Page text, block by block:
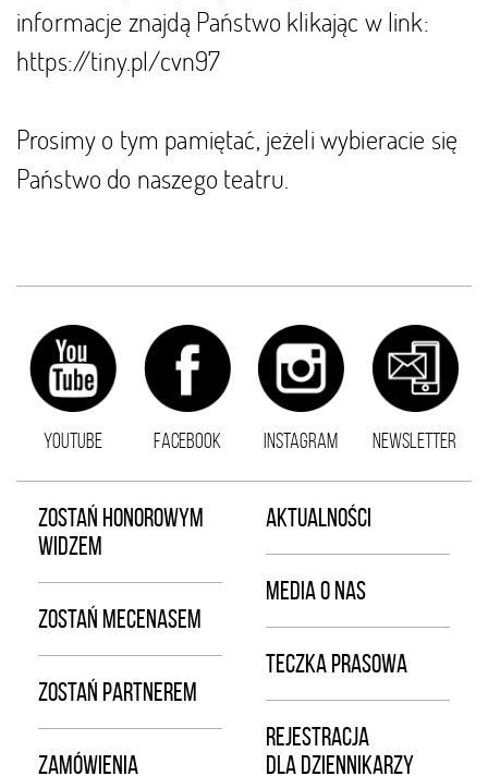
informacje znajdą Państwo klikając w link:
https://tiny.pl/cvn97
Prosimy o tym pamiętać, jeżeli wybieracie się
Państwo do naszego teatru.
YOUTUBE FACEBOOK INSTAGRAM NEWSLETTER
ZOSTAŃ HONOROWYM
WIDZEM
ZOSTAŃ MECENASEM
ZOSTAŃ PARTNEREM
ZAMÓWIENIA
AKTUALNOŚCI
MEDIA O NAS
TECZKA PRASOWA
REJESTRACJA
DLA DZIENNIKARZY